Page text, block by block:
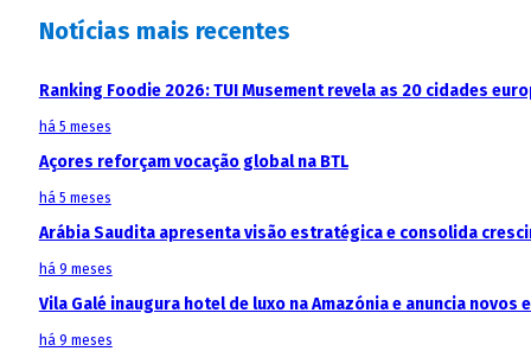
Notícias mais recentes
Ranking Foodie 2026: TUI Musement revela as 20 cidades
há 5 meses
Açores reforçam vocação global na BTL
há 5 meses
Arábia Saudita apresenta visão estratégica e consolida
há 9 meses
Vila Galé inaugura hotel de luxo na Amazónia e anuncia
há 9 meses